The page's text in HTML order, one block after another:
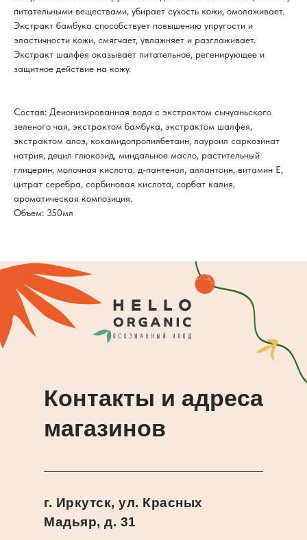
питательными веществами, убирает сухость кожи, омолаживает.
Экстракт бамбука способствует повышению упругости и
эластичности кожи, смягчает, увлажняет и разглаживает.
Экстракт шалфея оказывает питательное, регенирующее и
защитное действие на кожу.
Состав: Деионизированная вода с экстрактом сычуаньского
зеленого чая, экстрактом бамбука, экстрактом шалфея,
экстрактом алоэ, кокамидопропилбетаин, лауроил саркозинат
натрия, децил глюкозид, миндальное масло, растительный
глицерин, молочная кислота, д-пантенол, аллантоин, витамин Е,
цитрат серебра, сорбиновая кислота, сорбат калия,
ароматическая композиция.
Объем: 350мл
Контакты и адреса
магазинов
г. Иркутск, ул. Красных
Мадьяр, д. 31